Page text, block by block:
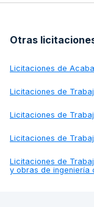
Otras
Licitaciones de
Licitaciones de
Licitaciones de
Licitaciones de
Licitaciones de
y obras de ingeniería